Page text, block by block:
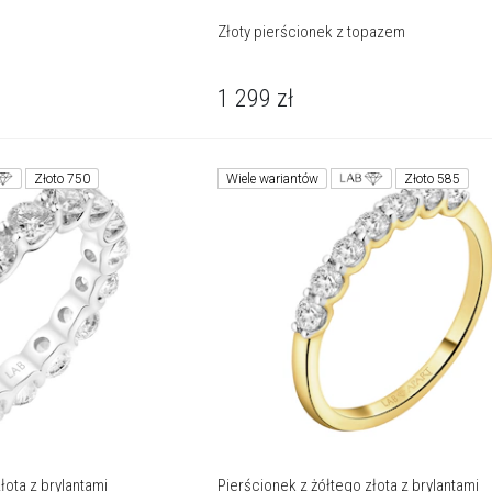
Złoty pierścionek z topazem
1 299 zł
Złoto 750
z brylantami
Wiele wariantów Złoto 585
Pierścionek z żółtego złota z brylantami